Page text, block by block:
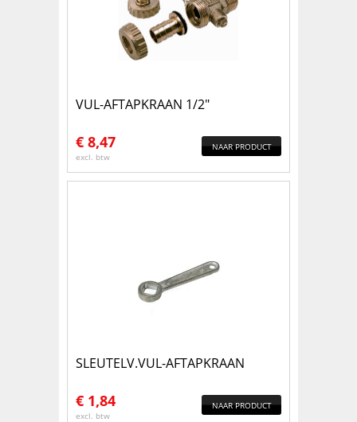
VUL-AFTAPKRAAN 1/2"
€ 8,47
excl. btw
NAAR PRODUCT
SLEUTELV.VUL-AFTAPKRAAN
€ 1,84
excl. btw
NAAR PRODUCT